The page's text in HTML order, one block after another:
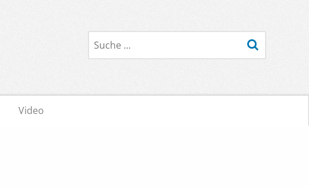
Suche
Video